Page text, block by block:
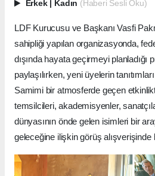
Erkek | Kadın (Haberi Sesli Oku)
LDF Kurucusu ve Başkanı Vasfi
sahipliği yapılan organizasyonda,
dışında hayata geçirmeyi planladığı
paylaşılırken, yeni üyelerin
Samimi bir atmosferde geçen
temsilcileri, akademisyenler,
dünyasının önde gelen isimleri bir
geleceğine ilişkin görüş alışverişinde